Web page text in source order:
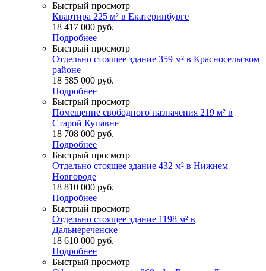
Быстрый просмотр
Квартира 225 м² в Екатеринбурге
18 417 000 руб.
Подробнее
Быстрый просмотр
Отдельно стоящее здание 359 м² в Красносельском
районе
18 585 000 руб.
Подробнее
Быстрый просмотр
Помещение свободного назначения 219 м² в
Старой Купавне
18 708 000 руб.
Подробнее
Быстрый просмотр
Отдельно стоящее здание 432 м² в Нижнем
Новгороде
18 810 000 руб.
Подробнее
Быстрый просмотр
Отдельно стоящее здание 1198 м² в
Дальнереченске
18 610 000 руб.
Подробнее
Быстрый просмотр